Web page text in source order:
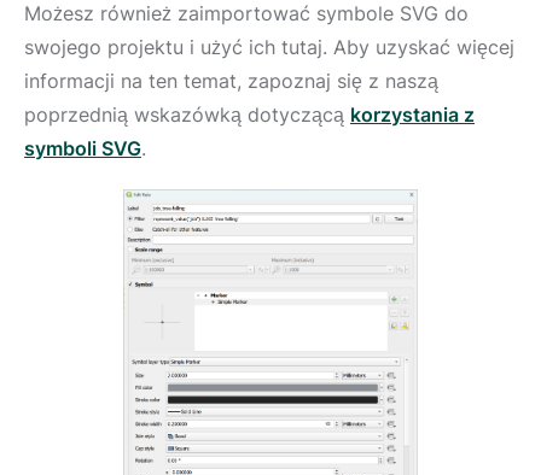
Możesz również zaimportować symbole SVG do
swojego projektu i użyć ich tutaj. Aby uzyskać więcej
informacji na ten temat, zapoznaj się z naszą
poprzednią wskazówką dotyczącą korzystania z
symboli SVG.